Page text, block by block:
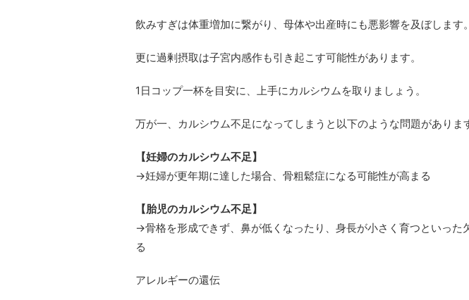
飲みすぎは体重増加に繋がり、母体や出産時にも悪影響を及ぼします。
更に過剰摂取は子宮内感作も引き起こす可能性があります。
1日コップ一杯を目安に、上手にカルシウムを取りましょう。
万が一、カルシウム不足になってしまうと以下のような問題がありま
【妊婦のカルシウム不足】
→妊婦が更年期に達した場合、骨粗鬆症になる可能性が高まる
【胎児のカルシウム不足】
→骨格を形成できず、鼻が低くなったり、身長が小さく育つといった
る
アレルギーの還伝